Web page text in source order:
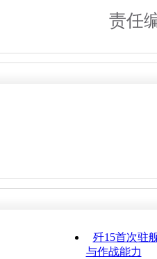
责任
歼15首次驻
与作战能力